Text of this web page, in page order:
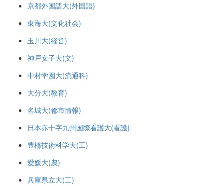
京都外国語大(外国語)
東海大(文化社会)
玉川大(経営)
神戸女子大(文)
中村学園大(流通科)
大分大(教育)
名城大(都市情報)
日本赤十字九州国際看護大(看護)
豊橋技術科学大(工)
愛媛大(農)
兵庫県立大(工)